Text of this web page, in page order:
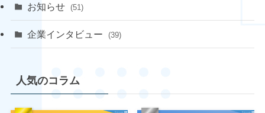
お知らせ (51)
企業インタビュー (39)
人気のコラム